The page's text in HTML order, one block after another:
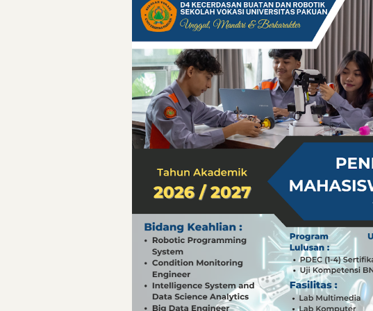
Pelajaran Berharga dari Kasus
Erling Haaland: Koleksi Tas
Menteri PAN-RB: Peran ASN
Menteri PAN-RB: Pilar
Inovasi Teknologi di Timur
Detik-Detik yang Mengubah
Hari Pelaut Sedunia:
Gempa Dashyat di Venezuela:
Hari Pelaut Sedunia: